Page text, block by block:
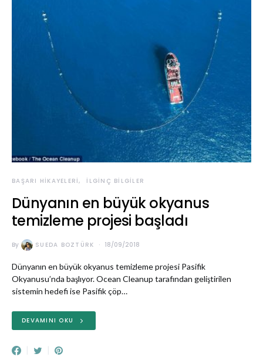
BAŞARI HIKAYELERI İLGINÇ BILGILER
Dünyanın en büyük okyanus
temizleme projesi başladı
By SUEDA BOZTÜRK 18/09/2018
Dünyanın en büyük okyanus temizleme projesi Pasifik
Okyanusu’nda başlıyor. Ocean Cleanup tarafından geliştirilen
sistemin hedefi ise Pasifik çöp…
DEVAMINI OKU